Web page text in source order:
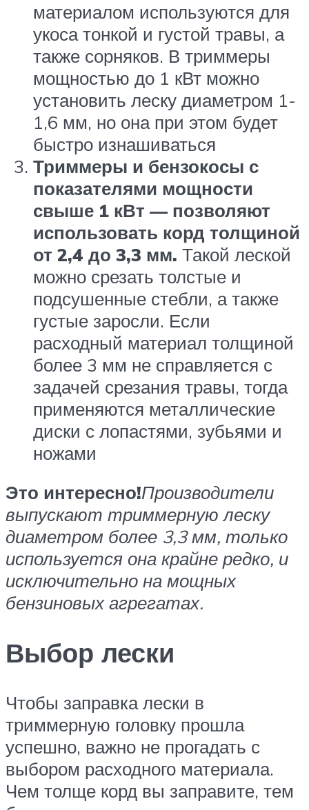
материалом используются для
укоса тонкой и густой травы, а
также сорняков. В триммеры
мощностью до 1 кВт можно
установить леску диаметром 1-
1,6 мм, но она при этом будет
быстро изнашиваться
Триммеры и бензокосы с
показателями мощности
свыше 1 кВт — позволяют
использовать корд толщиной
от 2,4 до 3,3 мм. Такой леской
можно срезать толстые и
подсушенные стебли, а также
густые заросли. Если
расходный материал толщиной
более 3 мм не справляется с
задачей срезания травы, тогда
применяются металлические
диски с лопастями, зубьями и
ножами
Это интересно!Производители
выпускают триммерную леску
диаметром более 3,3 мм, только
используется она крайне редко, и
исключительно на мощных
бензиновых агрегатах.
Выбор лески
Чтобы заправка лески в
триммерную головку прошла
успешно, важно не прогадать с
выбором расходного материала.
Чем толще корд вы заправите, тем